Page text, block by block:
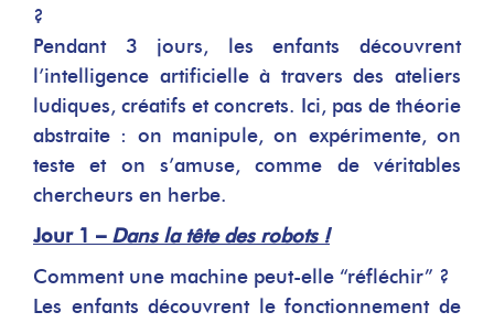
?
Pendant 3 jours, les enfants découvrent
l’intelligence artificielle à travers des ateliers
ludiques, créatifs et concrets. Ici, pas de théorie
abstraite : on manipule, on expérimente, on
teste et on s’amuse, comme de véritables
chercheurs en herbe.
Jour 1 – Dans la tête des robots !
Comment une machine peut-elle “réfléchir” ?
Les enfants découvrent le fonctionnement de